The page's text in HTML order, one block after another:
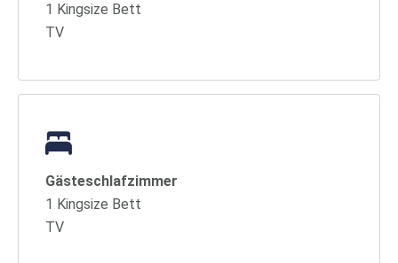
1 Kingsize Bett
TV
Gästeschlafzimmer
1 Kingsize Bett
TV